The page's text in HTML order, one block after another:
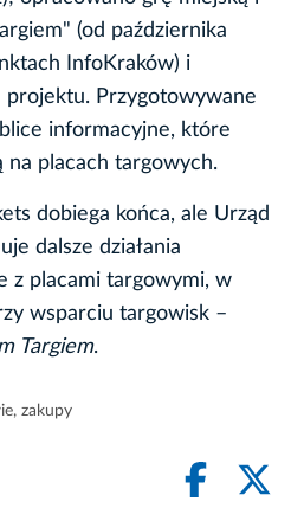
(od października
InfoKraków) i
Przygotowywane
informacyjne, które
na placach targowych.
dobiega końca, ale Urząd
dalsze działania
z placami targowymi, w
wsparciu targowisk –
Targiem.
, zakupy